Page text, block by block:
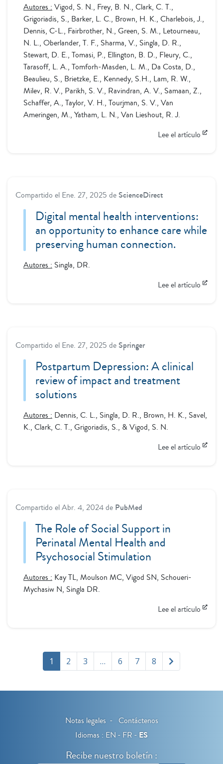
Autores : Vigod, S. N., Frey, B. N., Clark, C. T.,
Grigoriadis, S., Barker, L. C., Brown, H. K., Charlebois, J.,
Dennis, C-L., Fairbrother, N., Green, S. M., Letourneau,
N. L., Oberlander, T. F., Sharma, V., Singla, D. R.,
Stewart, D. E., Tomasi, P., Ellington, B. D., Fleury, C.,
Tarasoff, L. A., Tomforh-Masden, L. M., Da Costa, D.,
Beaulieu, S., Brietzke, E., Kennedy, S.H., Lam, R. W.,
Milev, R. V., Parikh, S. V., Ravindran, A. V., Samaan, Z.,
Schaffer, A., Taylor, V. H., Tourjman, S. V., Van
Ameringen, M., Yatham, L. N., Van Lieshout, R. J.
Lee el artículo
Compartido el Ene. 27, 2025 de ScienceDirect
Digital mental health interventions:
an opportunity to enhance care while
preserving human connection.
Autores : Singla, DR.
Lee el artículo
Compartido el Ene. 27, 2025 de Springer
Postpartum Depression: A clinical
review of impact and treatment
solutions
Autores : Dennis, C. L., Singla, D. R., Brown, H. K., Savel,
K., Clark, C. T., Grigoriadis, S., & Vigod, S. N.
Lee el artículo
Compartido elAbr. 4, 2024de PubMed
The Role of Social Support in
Perinatal Mental Health and
Psychosocial Stimulation
Autores : Kay TL, Moulson MC, Vigod SN, Schoueri-
Mychasiw N, Singla DR.
Lee el artículo
1 2 3 … 6 7 8
Notas legales
Contáctenos
Idiomas : EN FR ES
Recibe nuestro boletín :